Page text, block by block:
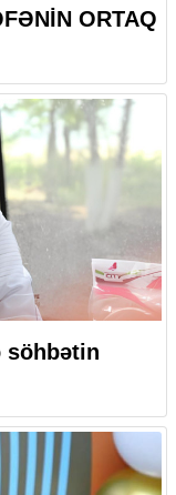
ORTAQ
söhbətin